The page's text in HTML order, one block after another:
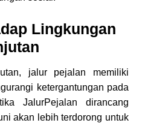
Lingkungan
jalur pejalan memiliki
ketergantungan pada
JalurPejalan dirancang
akan lebih terdorong untuk